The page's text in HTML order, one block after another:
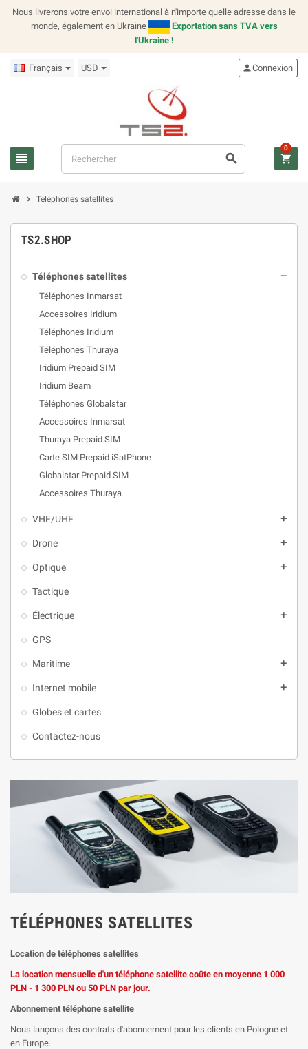
Nous livrerons votre envoi international à n'importe quelle adresse dans le
monde, également en Ukraine
Exportation sans TVA vers
l'Ukraine !
Français USD
view_headline search
personConnexion
shopping_cart
0
chevron_right Téléphones satellites
TS2.SHOP
Téléphones satellites remove
Téléphones Inmarsat
Accessoires Iridium
Téléphones Iridium
Téléphones Thuraya
Iridium Prepaid SIM
Iridium Beam
Téléphones Globalstar
Accessoires Inmarsat
Thuraya Prepaid SIM
Carte SIM Prepaid iSatPhone
Globalstar Prepaid SIM
Accessoires Thuraya
VHF/UHF add
Drone add
Optique add
Tactique
Électrique add
GPS
Maritime add
Internet mobile add
Globes et cartes
Contactez-nous
TÉLÉPHONES SATELLITES
Location de téléphones satellites
La location mensuelle d'un téléphone satellite coûte en moyenne 1 000
PLN - 1 300 PLN ou 50 PLN par jour.
Abonnement téléphone satellite
Nous lançons des contrats d'abonnement pour les clients en Pologne et
en Europe.